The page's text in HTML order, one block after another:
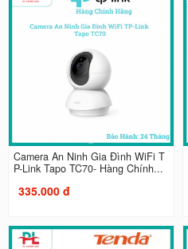
Camera An Ninh Gia Đình WiFi T
P-Link Tapo TC70- Hàng Chính...
335.000 đ